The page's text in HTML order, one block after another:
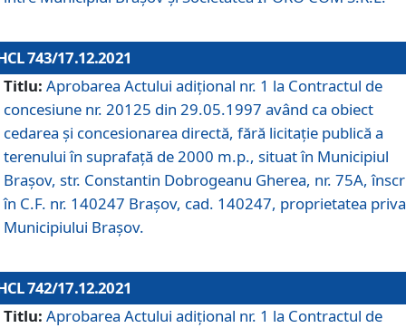
743/17.12.2021
Titlu: Aprobarea Actului adiţional nr. 1 la Contractul de
concesiune nr. 20125 din 29.05.1997 având ca obiect
cedarea și concesionarea directă, fără licitație publică a
terenului în suprafață de 2000 m.p., situat în Municipiul
Brașov, str. Constantin Dobrogeanu Gherea, nr. 75A,
în C.F. nr. 140247 Brașov, cad. 140247, proprietatea
Municipiului Brașov.
742/17.12.2021
Titlu: Aprobarea Actului adiţional nr. 1 la Contractul de